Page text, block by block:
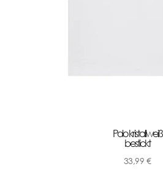
Polo kristallweiß
bestickt
33,99 €